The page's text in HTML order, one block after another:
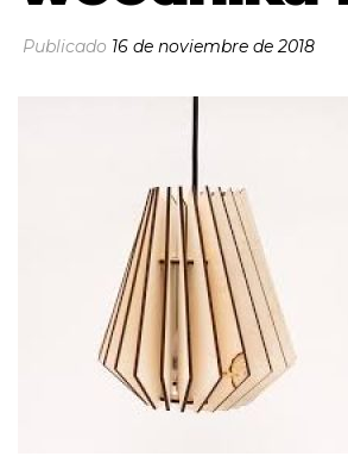
Publicado 16 de noviembre de 2018